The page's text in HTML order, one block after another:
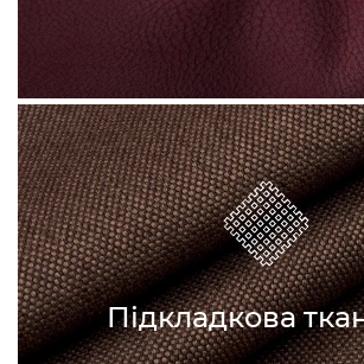
Підкладкова